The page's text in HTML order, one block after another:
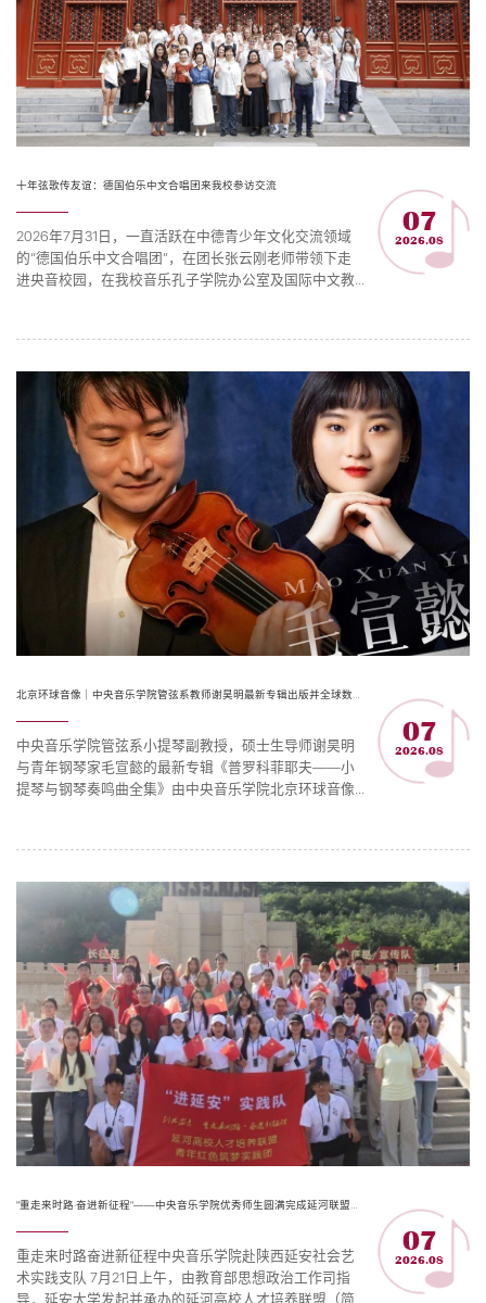
十年弦歌传友谊：德国伯乐中文合唱团来我校参访交流
2026年7月31日，一直活跃在中德青少年文化交流领域
的“德国伯乐中文合唱团”，在团长张云刚老师带领下走
进央音校园，在我校音乐孔子学院办公室及国际中文教
交流。音孔办及基地主任樊薇、副主任张乐心，教育部
同出席活动。伯乐中文合唱团是德国青少年“以乐习文”
的优秀代表...
07
2026.08
中央音乐学院管弦系小提琴副教授，硕士生导师谢昊明
与青年钢琴家毛宣懿的最新专辑《普罗科菲耶夫——小
提琴与钢琴奏鸣曲全集》由中央音乐学院北京环球音像
作”——一首深邃沉郁，一首清新明朗。谢昊明与毛宣懿
唱片录制。这张专辑不仅填补了录音空白，更是对这位
音乐巨匠创...
07
2026.08
重走来时路奋进新征程中央音乐学院赴陕西延安社会艺
术实践支队 7⽉21⽇上午，由教育部思想政治工作司指
导，延安⼤学发起并承办的延河⾼校⼈才培养联盟（简
07
2026.08